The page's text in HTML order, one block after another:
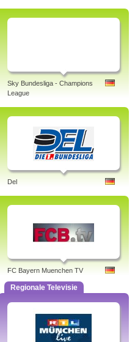
Sky Bundesliga - Champions
League
Del
FC Bayern Muenchen TV
Regionale Televisie